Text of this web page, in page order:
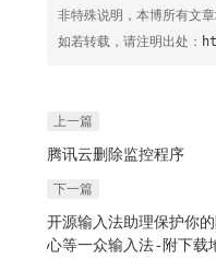
非特殊说明，本博所有文章
如若转载，请注明出处：
上一篇
腾讯云删除监控程序
下一篇
开源输入法助理保护你
心等一众输入法-附下载